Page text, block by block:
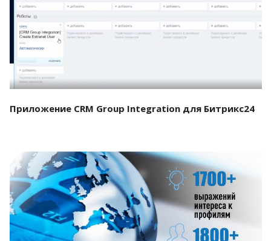
Смотреть проект
Приложение CRM Group Integration для Битрикс24